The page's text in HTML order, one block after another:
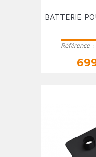
BATTERIE
Référence :
Prix